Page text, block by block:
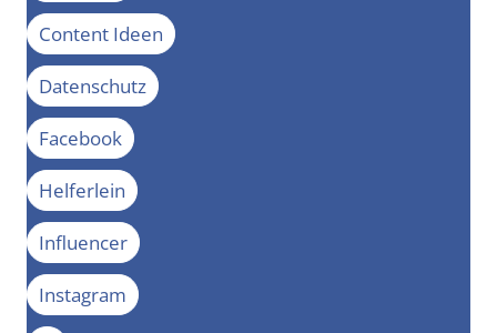
Content Ideen
Datenschutz
Facebook
Helferlein
Influencer
Instagram